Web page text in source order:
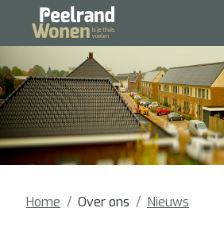
Home Over ons Nieuws